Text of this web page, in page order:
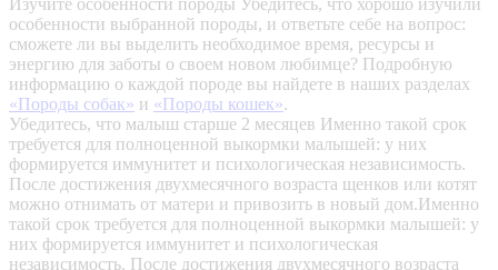
Изучите особенности породы Убедитесь, что хорошо изучили
особенности выбранной породы, и ответьте себе на вопрос:
сможете ли вы выделить необходимое время, ресурсы и
энергию для заботы о своем новом любимце? Подробную
информацию о каждой породе вы найдете в наших разделах
«Породы собак» и «Породы кошек».
Убедитесь, что малыш старше 2 месяцев Именно такой срок
требуется для полноценной выкормки малышей: у них
формируется иммунитет и психологическая независимость.
После достижения двухмесячного возраста щенков или котят
можно отнимать от матери и привозить в новый дом.Именно
такой срок требуется для полноценной выкормки малышей: у
них формируется иммунитет и психологическая
независимость. После достижения двухмесячного возраста